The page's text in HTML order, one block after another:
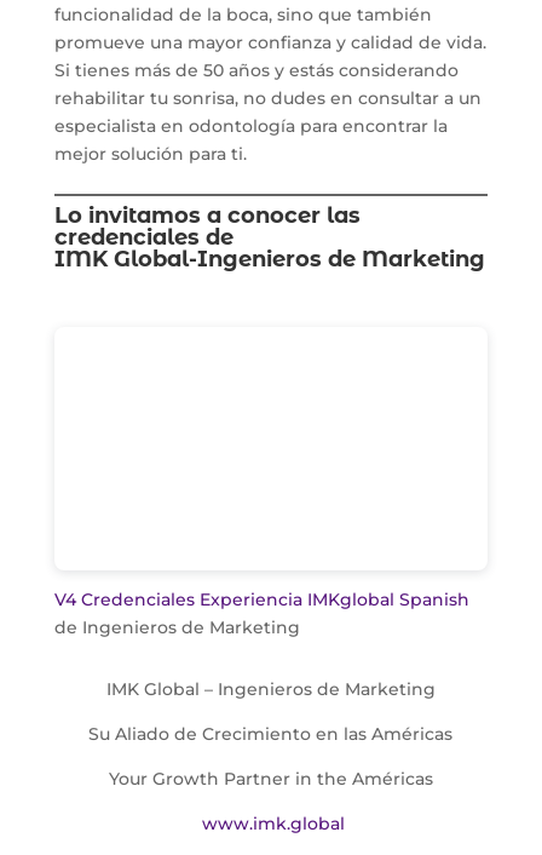
funcionalidad de la boca, sino que también
promueve una mayor confianza y calidad de vida.
Si tienes más de 50 años y estás considerando
rehabilitar tu sonrisa, no dudes en consultar a un
especialista en odontología para encontrar la
mejor solución para ti.
Lo invitamos a conocer las
credenciales de
IMK Global-Ingenieros de Marketing
V4 Credenciales Experiencia IMKglobal Spanish
de Ingenieros de Marketing
IMK Global – Ingenieros de Marketing
Su Aliado de Crecimiento en las Américas
Your Growth Partner in the Américas
www.imk.global